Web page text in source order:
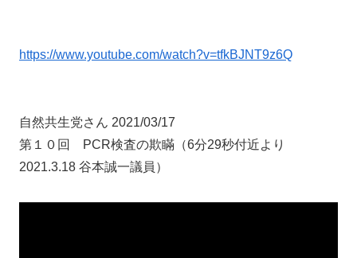
https://www.youtube.com/watch?v=tfkBJNT9z6Q
自然共生党さん 2021/03/17
第１０回 PCR検査の欺瞞（6分29秒付近より
2021.3.18 谷本誠一議員）